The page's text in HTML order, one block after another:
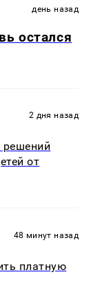
день назад
остался
2 дня назад
решений
от
48 минут назад
платную